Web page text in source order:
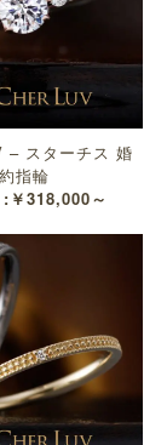
– スターチス 婚
約指輪
￥318,000～